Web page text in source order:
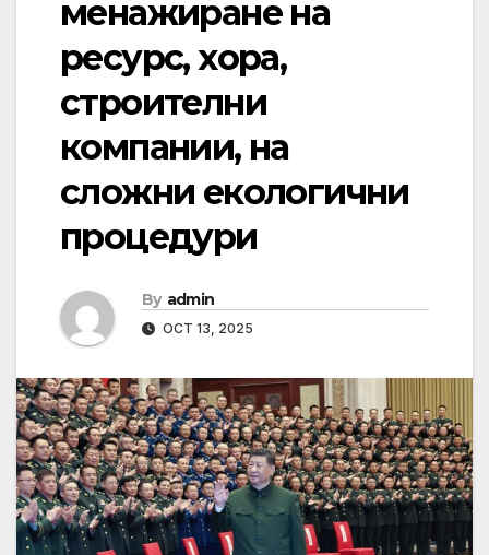
менажиране на
ресурс, хора,
строителни
компании, на
сложни екологични
процедури
By admin
OCT 13, 2025